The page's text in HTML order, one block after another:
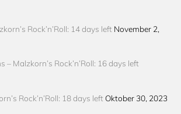
Rock’n’Roll: 14 days left November 2,
– Malzkorn’s Rock’n’Roll: 16 days left
Rock’n’Roll: 18 days left Oktober 30, 2023